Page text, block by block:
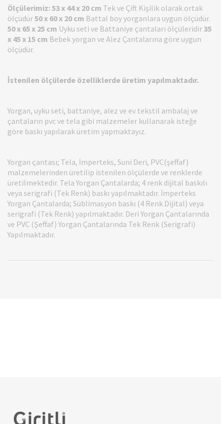
Ölçülerimiz:53 x 44 x 20 cm Tek ve Çift Kişilik olarak ortak
ölçüdür50 x 60 x 20 cm Battal boy yorganlara uygun ölçüdür.
50 x 65 x 25 cm Uyku seti ve Battaniye çantaları ölçüleridir35
x 45 x 15 cm Bebek yorgan ve Alez Çantalarına göre uygun
ölçüdür.
İstenilen ölçülerde özelliklerde üretim yapılmaktadır.
Yorgan, uyku seti, battaniye, alez ve ev tekstil ambalaj ve
çantaların pvc ve tela gibi malzemeler kullanarak isteğe
göre baskı yapılarak üretim yapmaktayız.
Yorgan çantası; Tela, İmperteks, Suni Deri, PVC(şeffaf)
malzemelerinden üretilip istenilen ölçülerde ve renklerde
üretilmektedir. Tela Yorgan Çantalarda; 4 renk dijital baskılı
veya serigrafi (Tek Renk) baskı yapılmaktadır. İmperteks
Yorgan Çantalarda; Süblimasyon baskı (4 Renk Dijital) veya
serigrafi (Tek Renk) yapılmaktadır. Deri Yorgan Çantalarında
ve PVC (Şeffaf) Yorgan Çantalarında Tek Renk (Serigrafi)
Yapılmaktadır.